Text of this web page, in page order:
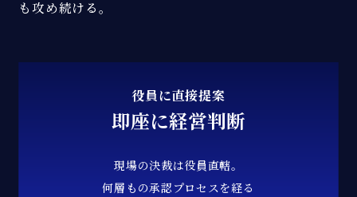
も攻め続ける。
役員に直接提案
即座に経営判断
現場の決裁は役員直轄。
何層もの承認プロセスを経る